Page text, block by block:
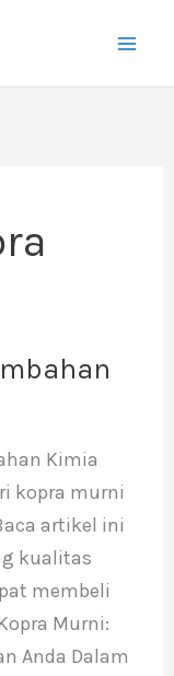
Kimia
kopra murni
artikel ini
kualitas
membeli
Murni:
Anda Dalam